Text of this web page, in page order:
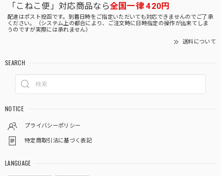
「こねこ便」対応商品なら全国一律 420円
配達はポスト投函です。到着日時をご指定いただいても対応できませんのでご了承
ください。（システム上の都合により、ご注文時に日時指定の操作が出来てしま
うのですが実際には承れません）
送料について
SEARCH
NOTICE
プライバシーポリシー
特定商取引法に基づく表記
LANGUAGE